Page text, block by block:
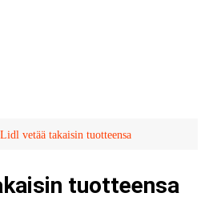
Lidl vetää takaisin tuotteensa
tuotteensa